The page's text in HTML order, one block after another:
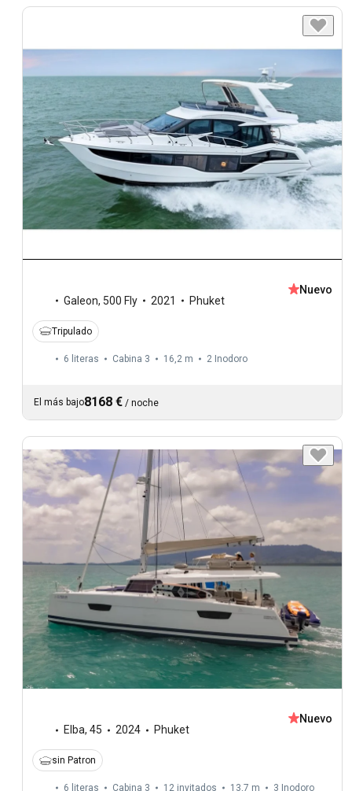
Galeon, 500 Fly 2021 Phuket
Nuevo
Tripulado
6 literas Cabina 3 16,2 m 2 Inodoro
El más bajo8168 € / noche
Elba, 45 2024 Phuket
Nuevo
sin Patron
6 literas Cabina 3 12 invitados 13,7 m 3 Inodoro